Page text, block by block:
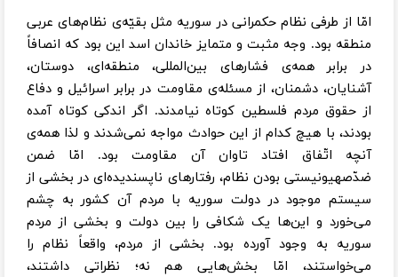
امّا از طرفی نظام حکمرانی در سوریه مثل بقیّه‌ی نظام‌های عربی
منطقه بود. وجه مثبت و متمایز خاندان اسد این بود که انصافاً
در برابر همه‌ی فشارهای بین‌المللی، منطقه‌ای، دوستان،
آشنایان، دشمنان، از مسئله‌ی مقاومت در برابر اسرائیل و دفاع
از حقوق مردم فلسطین کوتاه نیامدند. اگر اندکی کوتاه آمده
بودند، با هیچ کدام از این حوادث مواجه نمی‌شدند و لذا همه‌ی
آنچه اتّفاق افتاد تاوان آن مقاومت بود. امّا ضمن
ضدّصهیونیستی بودن نظام، رفتارهای ناپسندیده‌ای در بخشی از
سیستم موجود در دولت سوریه با مردم آن کشور به چشم
می‌خورد و این‌ها یک شکافی را بین دولت و بخشی از مردم
سوریه به وجود آورده بود. بخشی از مردم، واقعاً نظام را
می‌خواستند، امّا بخش‌هایی هم نه؛ نظراتی داشتند،